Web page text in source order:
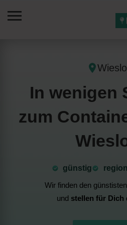
In wenigen
zum
günstig
Wir finden den
und stellen für Dich